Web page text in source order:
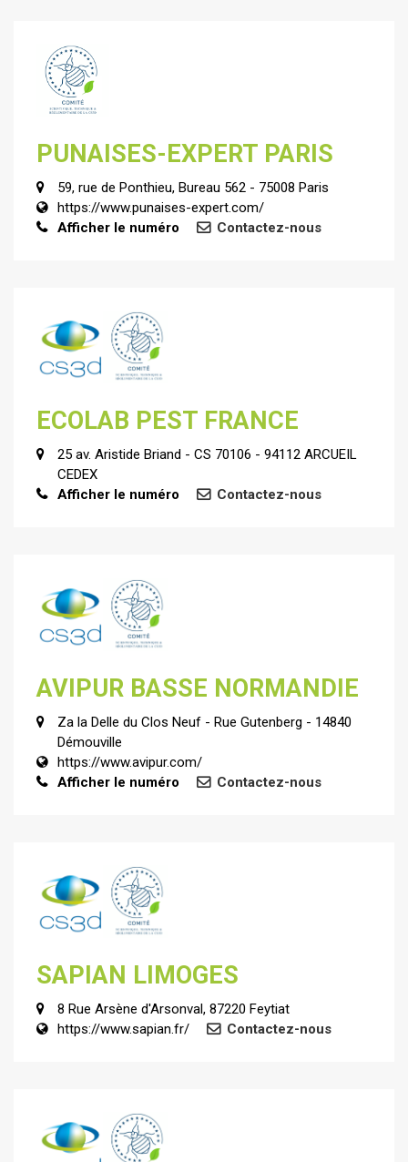
PUNAISES-EXPERT PARIS
59, rue de Ponthieu, Bureau 562 - 75008 Paris
https://www.punaises-expert.com/
Afficher le numéro
Contactez-nous
ECOLAB PEST FRANCE
25 av. Aristide Briand - CS 70106 - 94112 ARCUEIL
CEDEX
Afficher le numéro
Contactez-nous
AVIPUR BASSE NORMANDIE
Za la Delle du Clos Neuf - Rue Gutenberg - 14840
Démouville
https://www.avipur.com/
Afficher le numéro
Contactez-nous
SAPIAN LIMOGES
8 Rue Arsène d'Arsonval, 87220 Feytiat
https://www.sapian.fr/
Contactez-nous